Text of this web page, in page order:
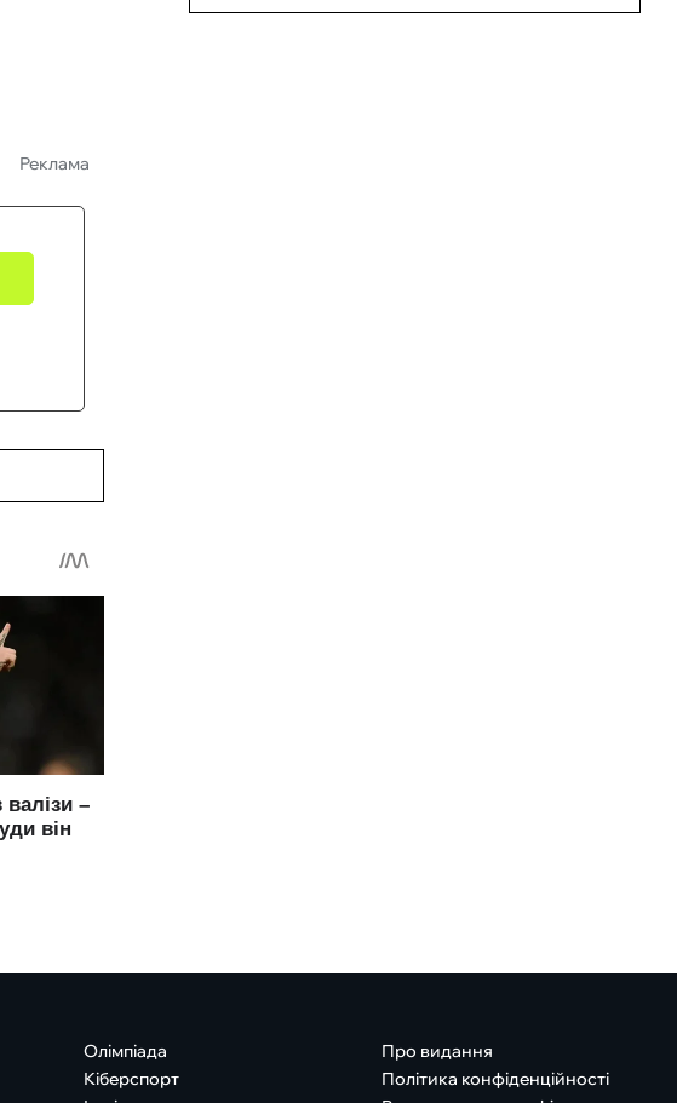
Реклама
Олімпіада
Кіберспорт
Про видання
Політика конфіденційності